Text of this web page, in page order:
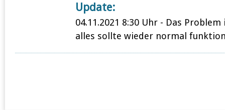
Update:
04.11.2021 8:30 Uhr - Das
alles sollte wieder normal